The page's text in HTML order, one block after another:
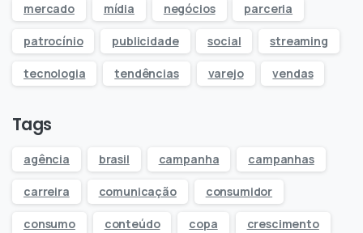
mercado mídia negócios parceria
patrocínio publicidade social streaming
tecnologia tendências varejo vendas
Tags
agência brasil campanha campanhas
carreira comunicação consumidor
consumo conteúdo copa crescimento